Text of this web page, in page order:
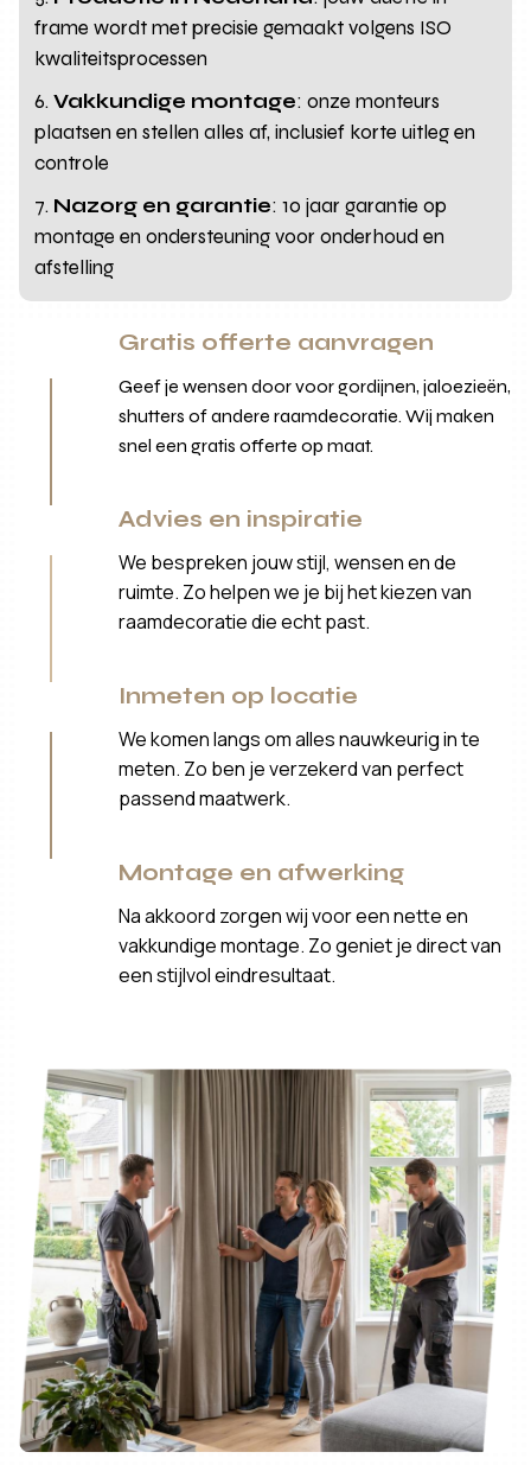
frame wordt met precisie gemaakt volgens ISO
kwaliteitsprocessen
Vakkundige montage: onze monteurs
plaatsen en stellen alles af, inclusief korte uitleg en
controle
Nazorg en garantie: 10 jaar garantie op
montage en ondersteuning voor onderhoud en
afstelling
Gratis offerte aanvragen
Geef je wensen door voor gordijnen, jaloezieën,
shutters of andere raamdecoratie. Wij maken
snel een gratis offerte op maat.
Advies en inspiratie
We bespreken jouw stijl, wensen en de
ruimte. Zo helpen we je bij het kiezen van
raamdecoratie die echt past.
Inmeten op locatie
We komen langs om alles nauwkeurig in te
meten. Zo ben je verzekerd van perfect
passend maatwerk.
Montage en afwerking
Na akkoord zorgen wij voor een nette en
vakkundige montage. Zo geniet je direct van
een stijlvol eindresultaat.